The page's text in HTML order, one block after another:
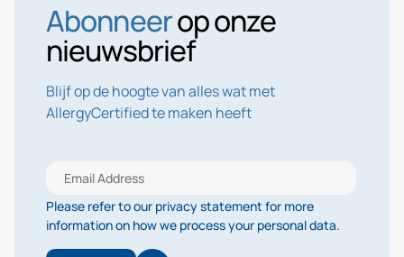
Abonneerop onze
nieuwsbrief
Blijf op de hoogte van alles wat met
AllergyCertified te maken heeft
Please refer to our privacy statement for more
information on how we process your personal data.